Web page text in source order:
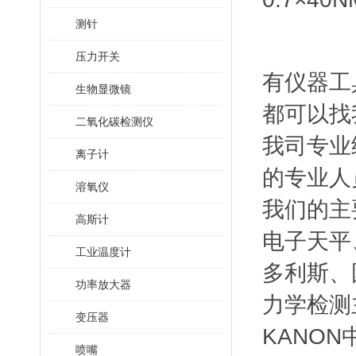
测针
压力开关
生物显微镜
二氧化碳检测仪
离子计
溶氧仪
高斯计
工业温度计
功率放大器
变压器
喷嘴
有仪器
都可以
我司专
的专业
我们的
电子天
多利斯
力学检
KANON